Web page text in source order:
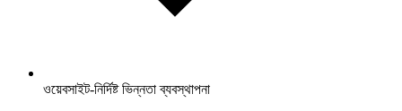
ওয়েবসাইট-নির্দিষ্ট ভিন্নতা ব্যবস্থাপনা